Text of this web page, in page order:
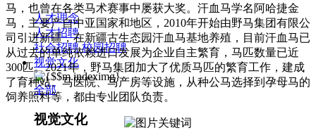
人才理念
人才招聘
社会招聘 校园招聘
视觉文化
全部
视觉文化
马，也曾在各类马术赛事中屡获大奖。汗血马学名阿哈捷金
马，主要产自中亚国家和地区，2010年开始由野马集团有限公
司引进新疆，在新疆古生态园汗血马基地养殖，目前汗血马已
从过去的单纯依赖进口发展为企业自主繁育，马匹数量已近
300匹。2021年，野马集团加大了优质马匹的繁育工作，建成
了育种站、马医院、马产房等设施，从种公马选择到孕母马的
饲养照料等，都由专业团队负责。